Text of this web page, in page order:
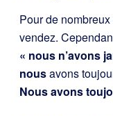
Pour de
vendez.
« nous n’avons
nousavons
Nous avons